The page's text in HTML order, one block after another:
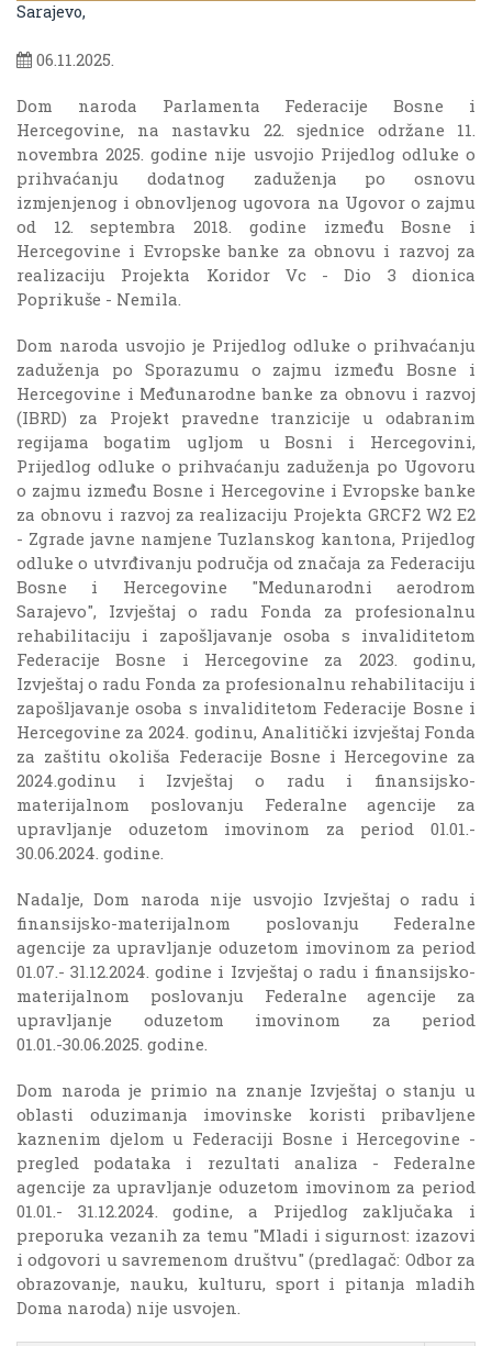
Sarajevo,
06.11.2025.
Dom naroda Parlamenta Federacije Bosne i
Hercegovine, na nastavku 22. sjednice održane 11.
novembra 2025. godine nije usvojio Prijedlog odluke o
prihvaćanju dodatnog zaduženja po osnovu
izmjenjenog i obnovljenog ugovora na Ugovor o zajmu
od 12. septembra 2018. godine između Bosne i
Hercegovine i Evropske banke za obnovu i razvoj za
realizaciju Projekta Koridor Vc - Dio 3 dionica
Poprikuše - Nemila.
Dom naroda usvojio je Prijedlog odluke o prihvaćanju
zaduženja po Sporazumu o zajmu između Bosne i
Hercegovine i Međunarodne banke za obnovu i razvoj
(IBRD) za Projekt pravedne tranzicije u odabranim
regijama bogatim ugljom u Bosni i Hercegovini,
Prijedlog odluke o prihvaćanju zaduženja po Ugovoru
o zajmu između Bosne i Hercegovine i Evropske banke
za obnovu i razvoj za realizaciju Projekta GRCF2 W2 E2
- Zgrade javne namjene Tuzlanskog kantona, Prijedlog
odluke o utvrđivanju područja od značaja za Federaciju
Bosne i Hercegovine "Medunarodni aerodrom
Sarajevo", Izvještaj o radu Fonda za profesionalnu
rehabilitaciju i zapošljavanje osoba s invaliditetom
Federacije Bosne i Hercegovine za 2023. godinu,
Izvještaj o radu Fonda za profesionalnu rehabilitaciju i
zapošljavanje osoba s invaliditetom Federacije Bosne i
Hercegovine za 2024. godinu, Analitički izvještaj Fonda
za zaštitu okoliša Federacije Bosne i Hercegovine za
2024.godinu i Izvještaj o radu i finansijsko-
materijalnom poslovanju Federalne agencije za
upravljanje oduzetom imovinom za period 0l.01.-
30.06.2024. godine.
Nadalje, Dom naroda nije usvojio Izvještaj o radu i
finansijsko-materijalnom poslovanju Federalne
agencije za upravljanje oduzetom imovinom za period
01.07.- 3l.12.2024. godine i Izvještaj o radu i finansijsko-
materijalnom poslovanju Federalne agencije za
upravljanje oduzetom imovinom za period
01.01.-30.06.2025. godine.
Dom naroda je primio na znanje Izvještaj o stanju u
oblasti oduzimanja imovinske koristi pribavljene
kaznenim djelom u Federaciji Bosne i Hercegovine -
pregled podataka i rezultati analiza - Federalne
agencije za upravljanje oduzetom imovinom za period
01.01.- 31.12.2024. godine, a Prijedlog zaključaka i
preporuka vezanih za temu "Mladi i sigurnost: izazovi
i odgovori u savremenom društvu" (predlagač: Odbor za
obrazovanje, nauku, kulturu, sport i pitanja mladih
Doma naroda) nije usvojen.